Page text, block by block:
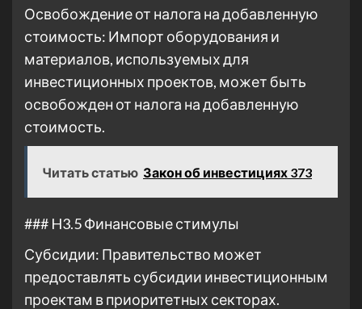
Освобождение от налога на добавленную
стоимость: Импорт оборудования и
материалов, используемых для
инвестиционных проектов, может быть
освобожден от налога на добавленную
стоимость.
Читать статью Закон об инвестициях 373
### H3.5 Финансовые стимулы
Субсидии: Правительство может
предоставлять субсидии инвестиционным
проектам в приоритетных секторах.